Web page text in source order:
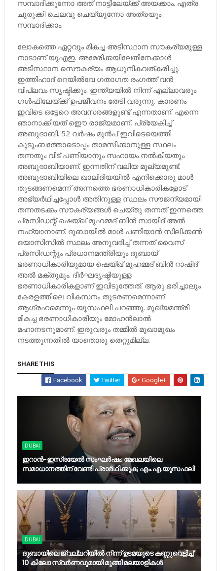
സമ്പാദിക്കുന്നോ അത് നാട്ടിലേയ്ക്ക് അയക്കാം. എത്ര
ചുരുക്കി ചെലവു ചെയ്യുന്നോ അത്രയും
സമ്പാദിക്കാം.
ലോകത്തെ ഏറ്റവും മികച്ച അടിസ്ഥാന സൗകര്യമുള്ള
നാടാണ് യുഎഇ. അമേരിക്കയിലേതിനേക്കാൾ
അടിസ്ഥാന സൌകര്യം ആധുനികവത്കരിച്ചു.
ഇത്തിഹാദ് റെയിൽവേ ഗതാഗത രംഗത്ത് വൻ
വിപ്ലവം സൃഷ്ടിക്കും. ഇന്ത്യയിൽ നിന്ന് എല്ലാവരും
ഗൾഫിലേയ്ക്ക് ഉപജീവനം തേടി വരുന്നു. കാരണം
ഇവിടെ ഒട്ടേറെ അവസരങ്ങളുണ്ട് എന്നതാണ്. എന്നെ
ഞാനാക്കിയത് ഇൌ രാജ്യമാണ്, പ്ര്യേകിച്ച്
അബുദാബി. 52 വർഷം മുൻപ് ഇവിടെയെത്തി
കുടുംബത്തോടൊപ്പം താമസിക്കാനുള്ള സ്ഥലം
തന്നതും വീട് പണിയാനും സഹായം നൽകിയതും
അബുദാബിയാണ്. ഇന്നതിന് വലിയ മൂല്യമുണ്ട്.
അബുദാബിയിലെ ഖാലിദിയയിൽ എനിക്കൊരു മാൾ
തുടങ്ങണമെന്ന് അന്നത്തെ ഭരണാധികാരികളോട്
അഭ്യർഥിച്ചപ്പോൾ അതിനുള്ള സ്ഥലം സൗജന്യമായി
തന്നതടക്കം സൗകര്യങ്ങൾ ചെയ്തു തന്നത് ഇന്നത്തെ
പ്രസിഡന്റ് ഷെയ്ഖ് മുഹമ്മദ് ബിൻ സായിദ് അൽ
നഹ്യാനാണ്. ദുബായിൽ മാൾ പണിയാൻ സിലിക്കൺ
ഒയാസിസിൽ സ്ഥലം അനുവദിച്ച് തന്നത് വൈസ്
പ്രസിഡന്റും പ്രധാനമന്ത്രിയും ദുബായ്
ഭരണാധികാരിയുമായ ഷെയ്ഖ് മുഹമ്മദ് ബിൻ റാഷിദ്
അൽ മക്തൂമും. ദീർഘദൃഷ്ടിയുള്ള
ഭരണാധികാരികളാണ് ഇവിടുത്തേത്. ആരു ഭരിച്ചാലും
കേരളത്തിലെ വികസനം തുടരണമെന്നാണ്
ആഗ്രഹമെന്നും യൂസഫലി പറഞ്ഞു. മുഖ്യമന്ത്രി
മികച്ച ഭരണാധികാരിയും മോഹൻലാൽ
മഹാനടനുമാണ്. ഇരുവരും തമ്മിൽ മുഖാമുഖം
നടത്തുന്നതിൽ യാതൊരു തെറ്റുമില്ല.
SHARE THIS
Facebook Twitter Google+
DUBAI
ഇറാൻ-ഇസ്രയേൽ സംഘർഷം: മേഖലയിലെ
സമാധാനത്തിന് വേണ്ടി പ്രാർഥിക്കുക; എം.എ.യൂസഫലി
DUBAI
ദുബായിലെ ജ്വല്ലറിയില്‍ നിന്ന് ഉടമയുടെ കണ്ണുവെട്ടിച്ച്
10 കിലോ സ്വര്‍ണവുമായി മുങ്ങി മലയാളികള്‍